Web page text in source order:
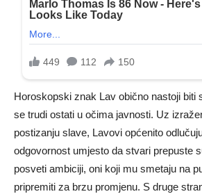
Horoskopski znak Lav obično nastoji biti
se trudi ostati u očima javnosti. Uz
postizanju slave, Lavovi općenito
odgovornost umjesto da stvari prepuste
posveti ambiciji, oni koji mu smetaju na
pripremiti za brzu promjenu. S druge